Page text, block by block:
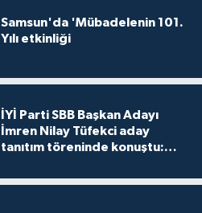
Samsun'da 'Mübadelenin 101.
Yılı etkinliği
İYİ Parti SBB Başkan Adayı
İmren Nilay Tüfekci aday
tanıtım töreninde konuştu: